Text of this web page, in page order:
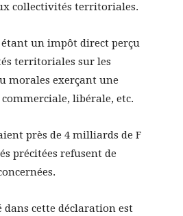
collectivités territoriales.
un impôt direct perçu
territoriales sur les
morales exerçant une
libérale, etc.
près de 4 milliards de F
précitées refusent de
dans cette déclaration est